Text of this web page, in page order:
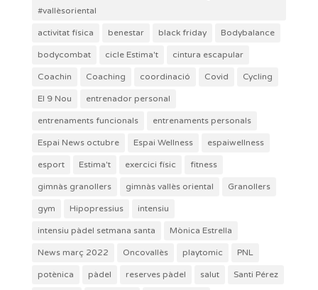
#vallèsoriental
activitat física benestar black friday Bodybalance
bodycombat cicle Estima't cintura escapular
Coachin Coaching coordinació Covid Cycling
El 9 Nou entrenador personal
entrenaments funcionals entrenaments personals
Espai News octubre Espai Wellness espaiwellness
esport Estima't exercici físic fitness
gimnàs granollers gimnàs vallès oriental Granollers
gym Hipopressius intensiu
intensiu pàdel setmana santa Mònica Estrella
News març 2022 Oncovallès playtomic PNL
potènica pàdel reserves pàdel salut Santi Pérez